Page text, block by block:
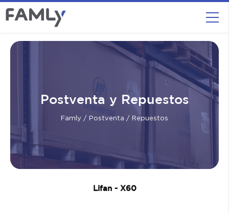
Postventa y Repuestos
Famly / Postventa / Repuestos
Lifan - X60